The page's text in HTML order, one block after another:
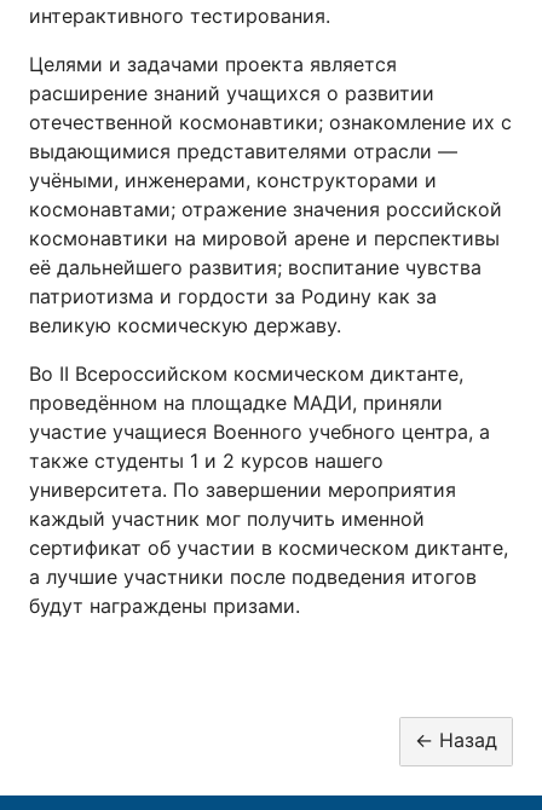
интерактивного тестирования.
Целями и задачами проекта является
расширение знаний учащихся о развитии
отечественной космонавтики; ознакомление их с
выдающимися представителями отрасли —
учёными, инженерами, конструкторами и
космонавтами; отражение значения российской
космонавтики на мировой арене и перспективы
её дальнейшего развития; воспитание чувства
патриотизма и гордости за Родину как за
великую космическую державу.
Во II Всероссийском космическом диктанте,
проведённом на площадке МАДИ, приняли
участие учащиеся Военного учебного центра, а
также студенты 1 и 2 курсов нашего
университета. По завершении мероприятия
каждый участник мог получить именной
сертификат об участии в космическом диктанте,
а лучшие участники после подведения итогов
будут награждены призами.